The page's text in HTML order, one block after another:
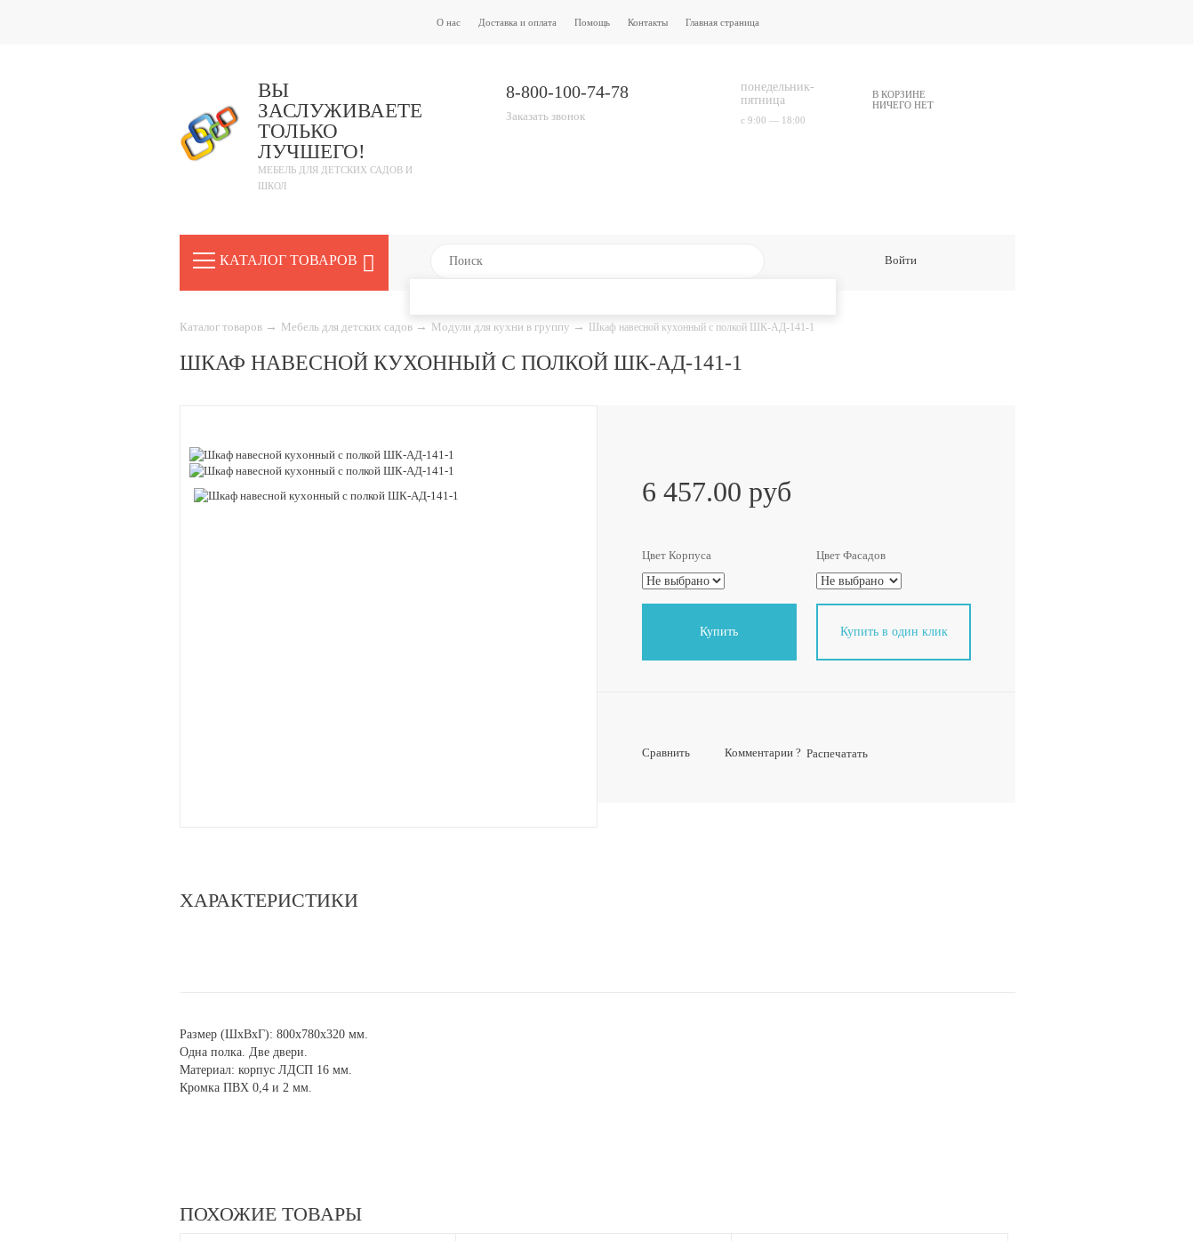
О нас Доставка и оплата Помощь Контакты Главная страница
ВЫ
ЗАСЛУЖИВАЕТЕ
ТОЛЬКО
ЛУЧШЕГО!
МЕБЕЛЬ ДЛЯ ДЕТСКИХ САДОВ И
ШКОЛ
8-800-100-74-78
Заказать звонок
понедельник-
пятница
с 9:00 — 18:00
В КОРЗИНЕ
НИЧЕГО НЕТ
КАТАЛОГ ТОВАРОВ Войти
Каталог товаров → Мебель для детских садов → Модули для кухни в группу → Шкаф навесной кухонный с полкой ШК-АД-141-1
ШКАФ НАВЕСНОЙ КУХОННЫЙ С ПОЛКОЙ ШК-АД-141-1
6 457.00 руб
Цвет Корпуса Цвет Фасадов
Купить Купить в один клик
Сравнить Комментарии ? Распечатать
ХАРАКТЕРИСТИКИ
Размер (ШхВхГ): 800х780х320 мм.
Одна полка. Две двери.
Материал: корпус ЛДСП 16 мм.
Кромка ПВХ 0,4 и 2 мм.
ПОХОЖИЕ ТОВАРЫ